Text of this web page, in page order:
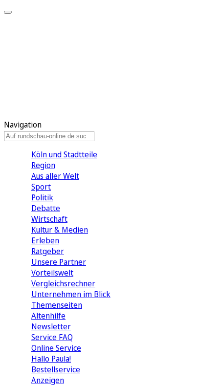
Navigation
Köln und Stadtteile
Region
Aus aller Welt
Sport
Politik
Debatte
Wirtschaft
Kultur & Medien
Erleben
Ratgeber
Unsere Partner
Vorteilswelt
Vergleichsrechner
Unternehmen im Blick
Themenseiten
Altenhilfe
Newsletter
Service FAQ
Online Service
Hallo Paula!
Bestellservice
Anzeigen